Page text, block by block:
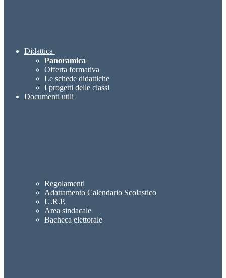
Didattica
Panoramica
Offerta formativa
Le schede didattiche
I progetti delle classi
Documenti utili
Regolamenti
Adattamento Calendario Scolastico
U.R.P.
Area sindacale
Bacheca elettorale